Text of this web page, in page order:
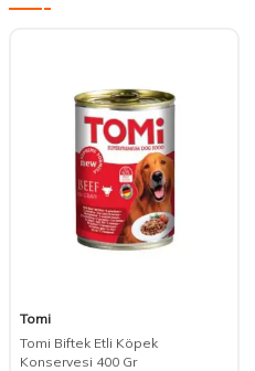
Tomi
Tomi Biftek Etli Köpek
Konservesi 400 Gr